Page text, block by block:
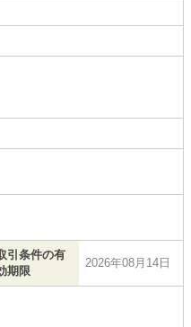
引条件の有
期限
2026年08月14日